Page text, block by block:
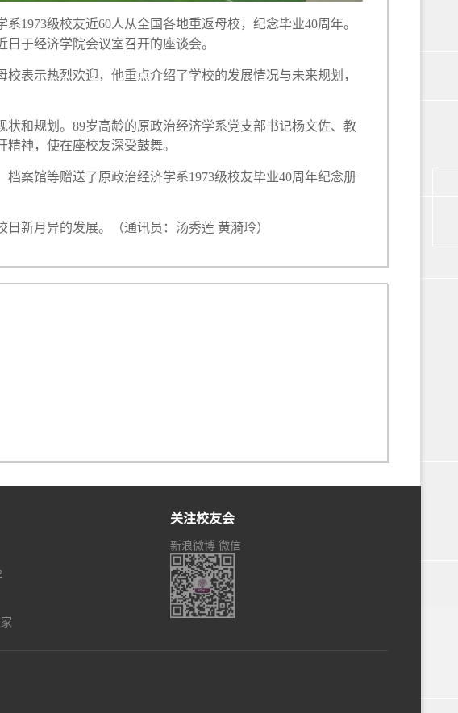
1973级校友近60人从全国各地重返母校，纪念毕业40周年。
于经济学院会议室召开的座谈会。
示热烈欢迎，他重点介绍了学校的发展情况与未来规划，
和规划。89岁高龄的原政治经济学系党支部书记杨文佐、教
神，使在座校友深受鼓舞。
馆等赠送了原政治经济学系1973级校友毕业40周年纪念册
月异的发展。（通讯员：汤秀莲 黄漪玲）
关注校友会
新浪微博 微信